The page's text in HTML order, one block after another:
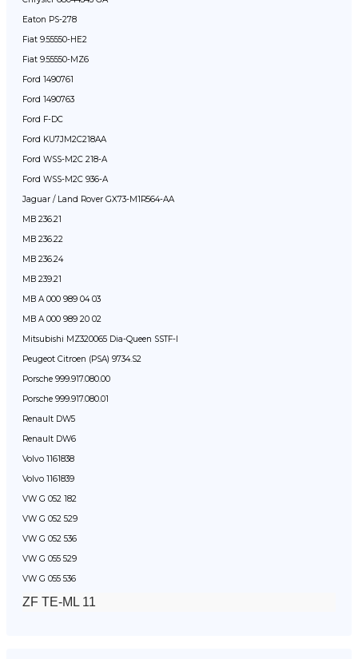
Eaton PS-278
Fiat 9.55550-HE2
Fiat 9.55550-MZ6
Ford 1490761
Ford 1490763
Ford F-DC
Ford KU7JM2C218AA
Ford WSS-M2C 218-A
Ford WSS-M2C 936-A
Jaguar / Land Rover GX73-M1R564-AA
MB 236.21
MB 236.22
MB 236.24
MB 239.21
MB A 000 989 04 03
MB A 000 989 20 02
Mitsubishi MZ320065 Dia-Queen SSTF-I
Peugeot Citroen (PSA) 9734.S2
Porsche 999.917.080.00
Porsche 999.917.080.01
Renault DW5
Renault DW6
Volvo 1161838
Volvo 1161839
VW G 052 182
VW G 052 529
VW G 052 536
VW G 055 529
VW G 055 536
ZF TE-ML 11